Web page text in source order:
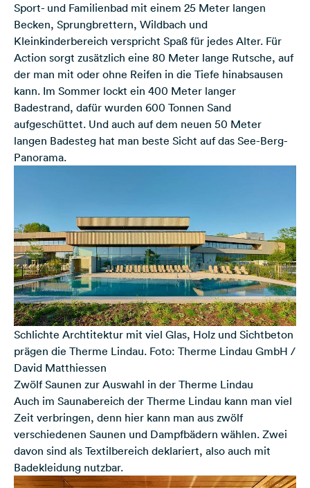
Sport- und Familienbad mit einem 25 Meter langen
Becken, Sprungbrettern, Wildbach und
Kleinkinderbereich verspricht Spaß für jedes Alter. Für
Action sorgt zusätzlich eine 80 Meter lange Rutsche, auf
der man mit oder ohne Reifen in die Tiefe hinabsausen
kann. Im Sommer lockt ein 400 Meter langer
Badestrand, dafür wurden 600 Tonnen Sand
aufgeschüttet. Und auch auf dem neuen 50 Meter
langen Badesteg hat man beste Sicht auf das See-Berg-
Panorama.
Schlichte Archtitektur mit viel Glas, Holz und Sichtbeton
prägen die Therme Lindau. Foto: Therme Lindau GmbH /
David Matthiessen
Zwölf Saunen zur Auswahl in der Therme Lindau
Auch im Saunabereich der Therme Lindau kann man viel
Zeit verbringen, denn hier kann man aus zwölf
verschiedenen Saunen und Dampfbädern wählen. Zwei
davon sind als Textilbereich deklariert, also auch mit
Badekleidung nutzbar.